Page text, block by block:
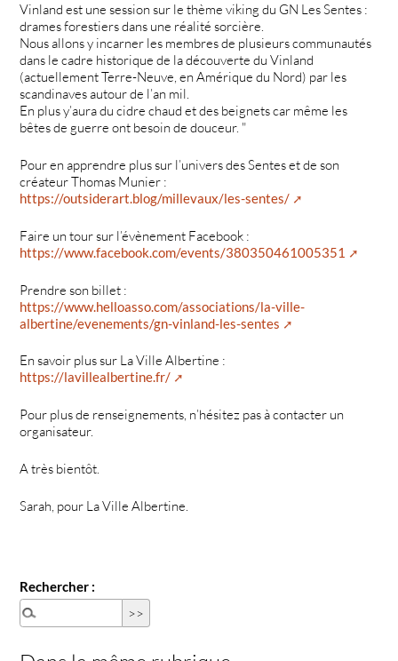
Vinland est une session sur le thème viking du GN Les Sentes :
drames forestiers dans une réalité sorcière.
Nous allons y incarner les membres de plusieurs communautés
dans le cadre historique de la découverte du Vinland
(actuellement Terre-Neuve, en Amérique du Nord) par les
scandinaves autour de l’an mil.
En plus y’aura du cidre chaud et des beignets car même les
bêtes de guerre ont besoin de douceur. "
Pour en apprendre plus sur l’univers des Sentes et de son
créateur Thomas Munier :
https://outsiderart.blog/millevaux/les-sentes/
Faire un tour sur l’évènement Facebook :
https://www.facebook.com/events/380350461005351
Prendre son billet :
https://www.helloasso.com/associations/la-ville-
albertine/evenements/gn-vinland-les-sentes
En savoir plus sur La Ville Albertine :
https://lavillealbertine.fr/
Pour plus de renseignements, n’hésitez pas à contacter un
organisateur.
A très bientôt.
Sarah, pour La Ville Albertine.
Rechercher :